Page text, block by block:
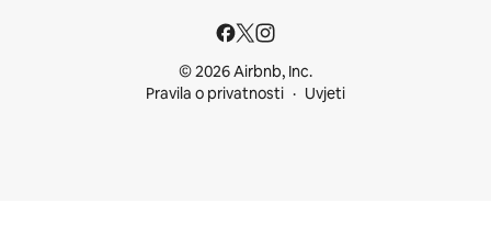
© 2026 Airbnb, Inc.
Pravila o privatnosti
Uvjeti